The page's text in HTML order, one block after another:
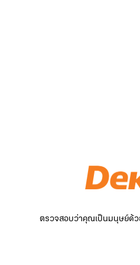
ตรวจสอบว่าคุณเป็นมนุษย์ด้ว